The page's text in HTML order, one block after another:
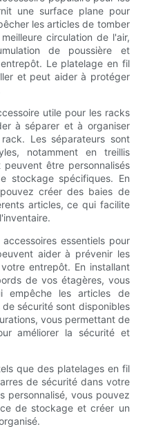
une surface plane pour
les articles de tomber
circulation de l'air,
de poussière et
Le platelage en fil
et peut aider à protéger
utile pour les racks
à séparer et à organiser
Les séparateurs sont
notamment en treillis
être personnalisés
stockage spécifiques. En
créer des baies de
articles, ce qui facilite
essentiels pour
aider à prévenir les
entrepôt. En installant
de vos étagères, vous
empêche les articles de
sécurité sont disponibles
vous permettant de
améliorer la sécurité et
que des platelages en fil
de sécurité dans votre
personnalisé, vous pouvez
de stockage et créer un